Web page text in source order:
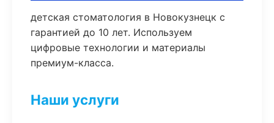
детская стоматология в Новокузнецк с
гарантией до 10 лет. Используем
цифровые технологии и материалы
премиум-класса.
Наши услуги